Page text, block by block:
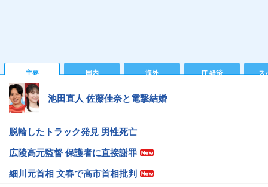
主要 国内 海外 IT 経済 ス
池田直人 佐藤佳奈と電撃結婚
脱輪したトラック発見 男性死亡
広陵高元監督 保護者に直接謝罪
細川元首相 文春で高市首相批判